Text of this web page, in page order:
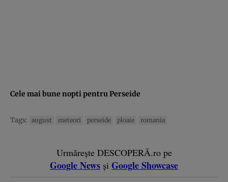
Cele mai bune nopti pentru Perseide
Tags: august meteori perseide ploaie romania
Urmărește DESCOPERĂ.ro pe
Google News și Google Showcase